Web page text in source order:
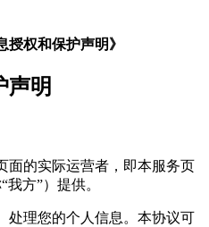
授权和保护声明》
声明
面的实际运营者，即本服务页
方”）提供。
理您的个人信息。本协议可